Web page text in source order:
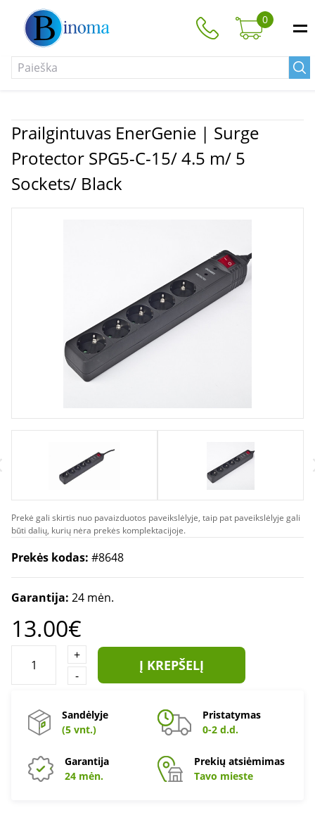
0
Prailgintuvas EnerGenie | Surge
Protector SPG5-C-15/ 4.5 m/ 5
Sockets/ Black
Prekė gali skirtis nuo pavaizduotos paveikslėlyje, taip pat paveikslėlyje gali
būti dalių, kurių nėra prekės komplektacijoje.
Prekės kodas: #8648
Garantija: 24 mėn.
13.00€
+
-
Į KREPŠELĮ
Sandėlyje
(5 vnt.)
Pristatymas
0-2 d.d.
Garantija
24 mėn.
Prekių atsiėmimas
Tavo mieste